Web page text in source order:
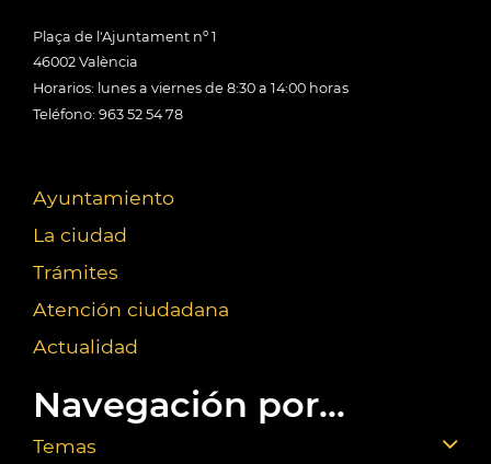
Plaça de l'Ajuntament nº 1
46002 València
Horarios: lunes a viernes de 8:30 a 14:00 horas
Teléfono: 963 52 54 78
Ayuntamiento
La ciudad
Trámites
Atención ciudadana
Actualidad
Navegación por...
Temas